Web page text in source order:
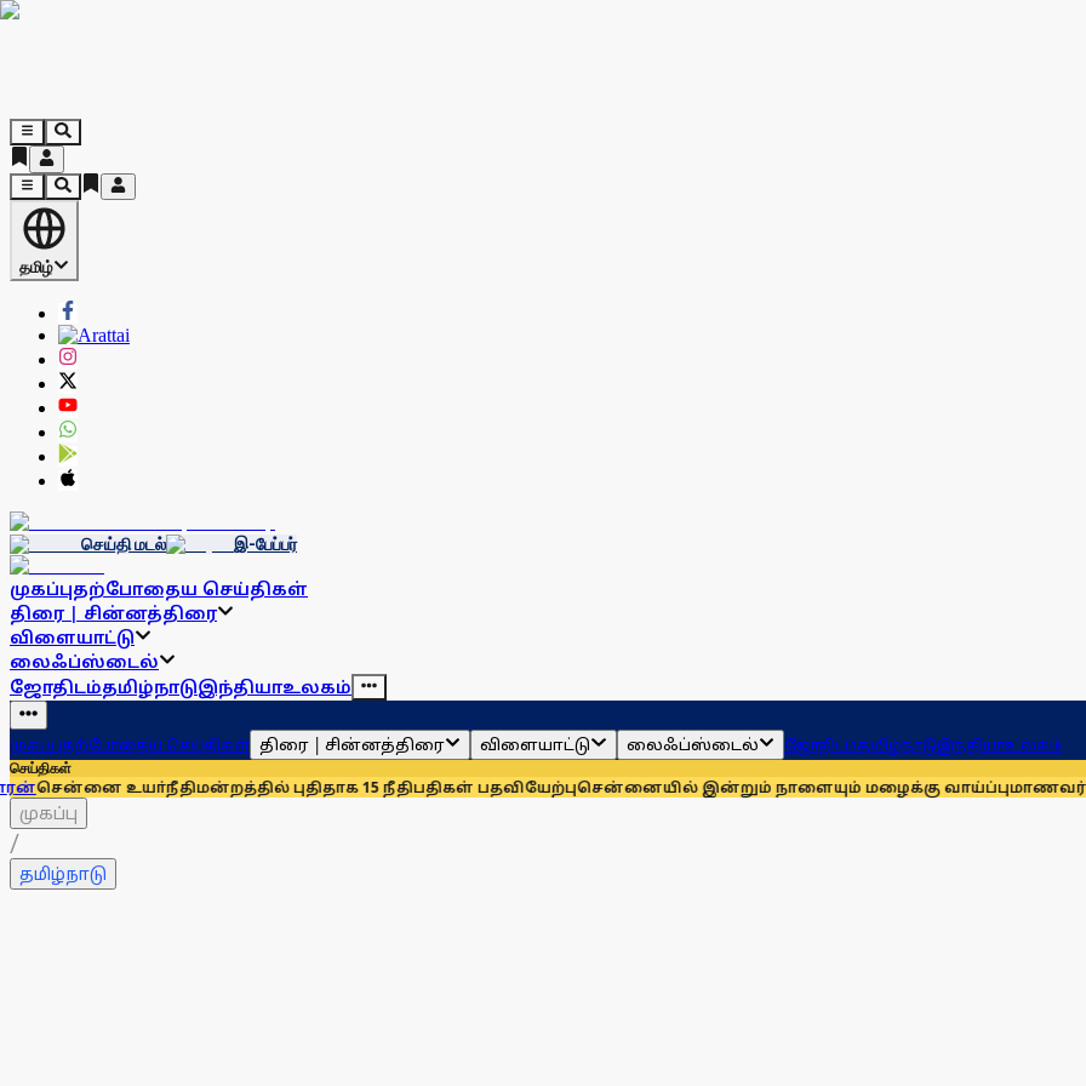
தமிழ்
செய்தி மடல் இ-பேப்பர்
முகப்புதற்போதைய செய்திகள்
திரை | சின்னத்திரை
விளையாட்டு
லைஃப்ஸ்டைல்
ஜோதிடம்தமிழ்நாடுஇந்தியாஉலகம்
முகப்புதற்போதைய செய்திகள் திரை | சின்னத்திரை விளையாட்டு லைஃப்ஸ்டைல் ஜோதிடம்தமிழ்நாடுஇந்தியாஉலகம்
செய்திகள்
புதிதாக 15 நீதிபதிகள் பதவியேற்புசென்னையில் இன்றும் நாளையும் மழைக்கு வாய்ப்புமாணவர்களுக்காக
முகப்பு
/
தமிழ்நாடு